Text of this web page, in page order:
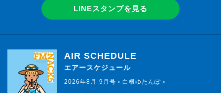
LINEスタンプを見る
AIR SCHEDULE
エアースケジュール
2026年8月-9月号＜白根ゆたんぽ＞